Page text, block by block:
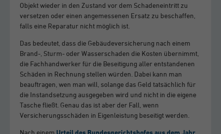
Objekt wieder in den Zustand vor dem Schadeneintritt zu
versetzen oder einen angemessenen Ersatz zu beschaffen,
falls eine Reparatur nicht möglich ist.
Das bedeutet, dass die Gebäudeversicherung nach einem
Brand-, Sturm- oder Wasserschaden die Kosten übernimmt,
die Fachhandwerker für die Beseitigung aller entstandenen
Schäden in Rechnung stellen würden. Dabei kann man
beauftragen, wen man will, solange das Geld tatsächlich für
die Instandsetzung ausgegeben wird und nicht in die eigene
Tasche fließt. Genau das ist aber der Fall, wenn
Versicherungsschäden in Eigenleistung beseitigt werden.